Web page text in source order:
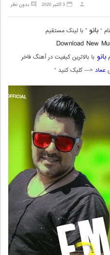
بدون نظر 3 اکتبر 2020
“بانو” با لینک مستقیم
Download New
بانوبا بالاترین کیفیت در آهنگ فاخر
عماد <— کلیک کنید “